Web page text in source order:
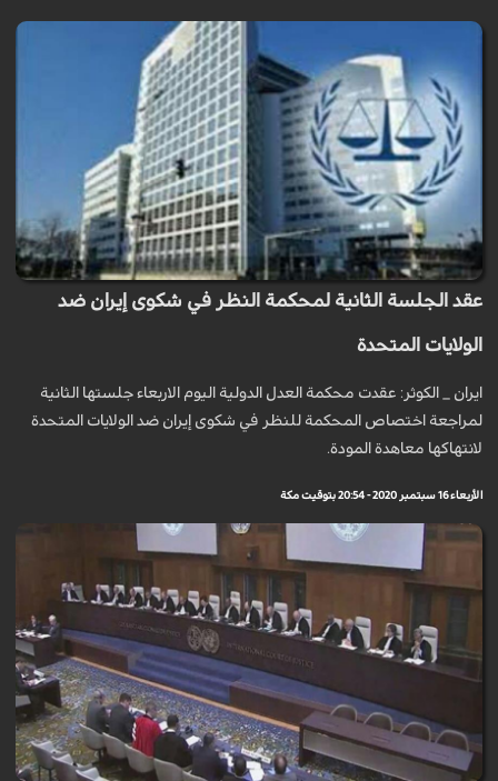
عقد الجلسة الثانية لمحكمة النظر في شكوى إيران ضد
الولايات المتحدة
ايران _ الكوثر: عقدت محكمة العدل الدولية اليوم الاربعاء جلستها الثانية
لمراجعة اختصاص المحكمة للنظر في شكوى إيران ضد الولايات المتحدة
لانتهاكها معاهدة المودة.
الأربعاء 16 سبتمبر 2020 - 20:54 بتوقيت مكة